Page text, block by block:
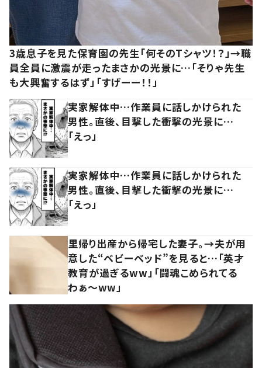
3歳息子を見た保育園の先生「何そのTシャツ！？」→職
員全員に激震が走ったまさかの光景に…「そりゃ先生
も大興奮するはず」「すげーー！！」
実家解体中…作業員に話しかけられた
男性。直後、目撃した衝撃の光景に…
「えっ」
実家解体中…作業員に話しかけられた
男性。直後、目撃した衝撃の光景に…
「えっ」
里帰り出産から帰宅した妻子。→夫が用
意した“ベビーベッド”を見ると…「英才
教育が過ぎるww」「闘魂こめられてる
わぁ～ww」